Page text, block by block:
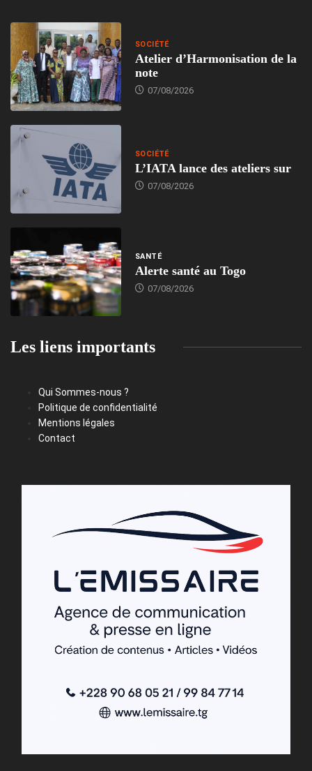
SOCIÉTÉ
Atelier d’Harmonisation de la
note
07/08/2026
SOCIÉTÉ
L’IATA lance des ateliers sur
07/08/2026
SANTÉ
Alerte santé au Togo
07/08/2026
Les liens importants
Qui Sommes-nous ?
Politique de confidentialité
Mentions légales
Contact